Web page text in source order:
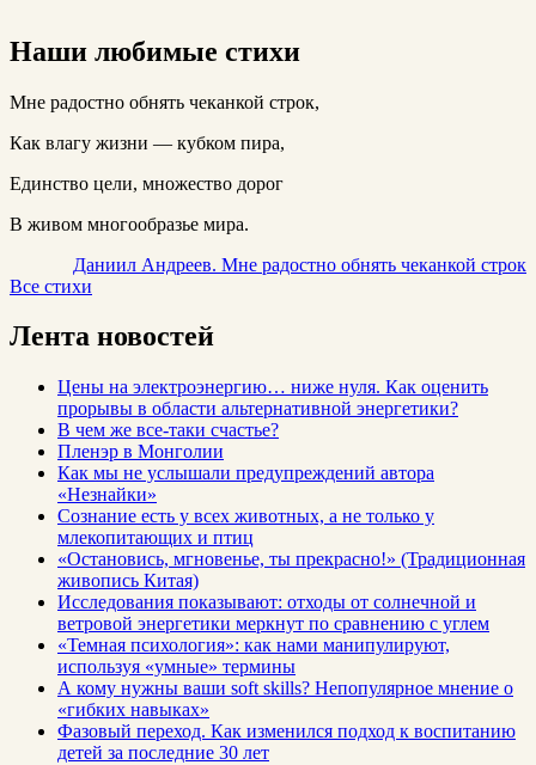
Наши любимые стихи
Мне радостно обнять чеканкой строк,
Как влагу жизни — кубком пира,
Единство цели, множество дорог
В живом многообразье мира.
Даниил Андреев. Мне радостно обнять чеканкой строк
Все стихи
Лента новостей
Цены на электроэнергию… ниже нуля. Как оценить
прорывы в области альтернативной энергетики?
В чем же все-таки счастье?
Пленэр в Монголии
Как мы не услышали предупреждений автора
«Незнайки»
Сознание есть у всех животных, а не только у
млекопитающих и птиц
«Остановись, мгновенье, ты прекрасно!» (Традиционная
живопись Китая)
Исследования показывают: отходы от солнечной и
ветровой энергетики меркнут по сравнению с углем
«Темная психология»: как нами манипулируют,
используя «умные» термины
А кому нужны ваши soft skills? Непопулярное мнение о
«гибких навыках»
Фазовый переход. Как изменился подход к воспитанию
детей за последние 30 лет